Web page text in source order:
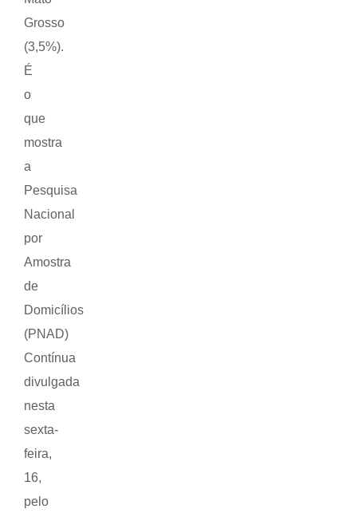
Grosso
(3,5%).
É
o
que
mostra
a
Pesquisa
Nacional
por
Amostra
de
Domicílios
(PNAD)
Contínua
divulgada
nesta
sexta-
feira,
16,
pelo